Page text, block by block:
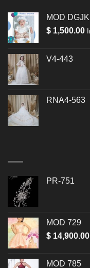
MOD
$ 1,500.00
V4-443
RNA4-563
PR-751
MOD 729
$ 14,900.00
MOD 785